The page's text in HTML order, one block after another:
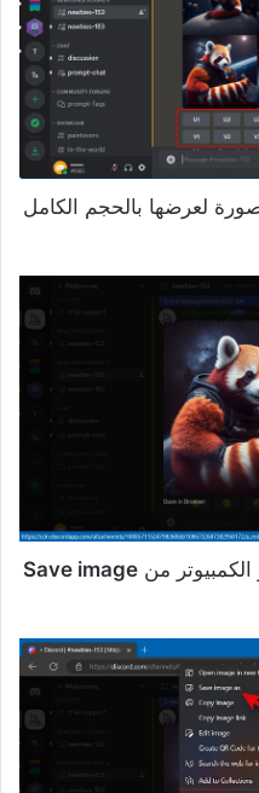
لعرضها بالحجم الكامل
من Save image